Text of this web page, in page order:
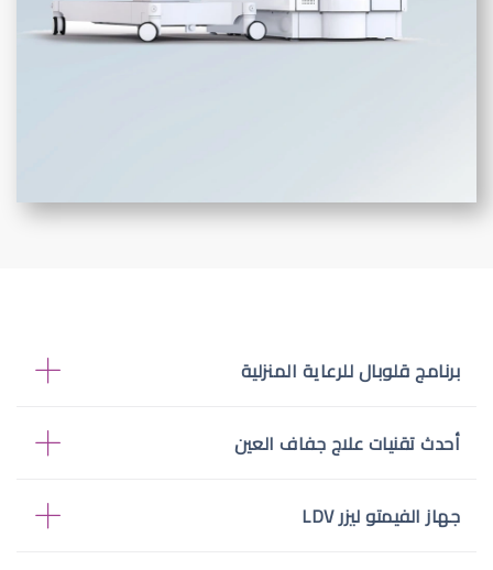
برنامج قلوبال للرعاية المنزلية
أحدث تقنيات علاج جفاف العين
جهاز الفيمتو ليزر LDV